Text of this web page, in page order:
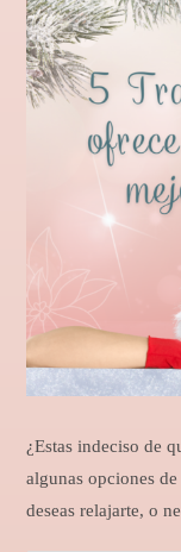
¿Estas indeciso de
algunas opciones
deseas relajarte, o